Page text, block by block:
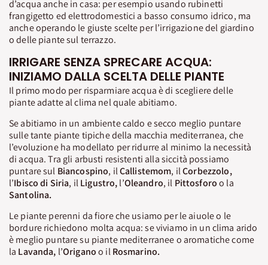
d’acqua anche in casa: per esempio usando rubinetti
frangigetto ed elettrodomestici a basso consumo idrico, ma
anche operando le giuste scelte per l’irrigazione del giardino
o delle piante sul terrazzo.
IRRIGARE SENZA SPRECARE ACQUA:
INIZIAMO DALLA SCELTA DELLE PIANTE
Il primo modo per risparmiare acqua è di scegliere delle
piante adatte al clima nel quale abitiamo.
Se abitiamo in un ambiente caldo e secco meglio puntare
sulle tante piante tipiche della macchia mediterranea, che
l’evoluzione ha modellato per ridurre al minimo la necessità
di acqua. Tra gli arbusti resistenti alla siccità possiamo
puntare sul Biancospino, ilCallistemom, ilCorbezzolo,
l’Ibisco di Siria, ilLigustro,l’Oleandro, il Pittosforoo la
Santolina.
Le piante perenni da fiore che usiamo per le aiuole o le
bordure richiedono molta acqua: se viviamo in un clima arido
è meglio puntare su piante mediterranee o aromatiche come
la Lavanda, l’Origanoo ilRosmarino.